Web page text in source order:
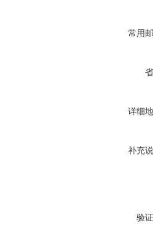
常用
详细
补充
验